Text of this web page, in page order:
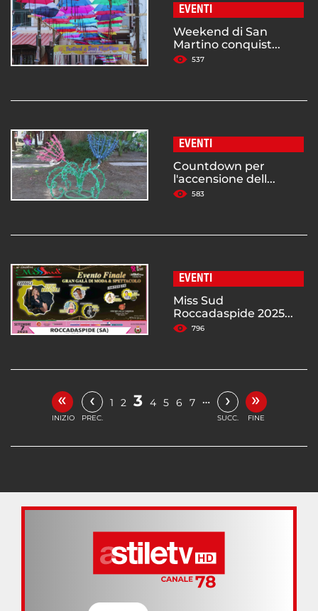
EVENTI
Weekend di San
Martino conquist...
537
EVENTI
Countdown per
l'accensione dell...
583
EVENTI
Miss Sud
Roccadaspide 2025...
796
«
INIZIO
‹
PREC.
1 2 3 4 5 6 7 … ›
SUCC.
»
FINE